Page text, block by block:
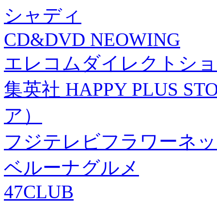
シャディ
CD&DVD NEOWING
エレコムダイレクトシ
集英社 HAPPY PLUS
ア）
フジテレビフラワーネ
ベルーナグルメ
47CLUB